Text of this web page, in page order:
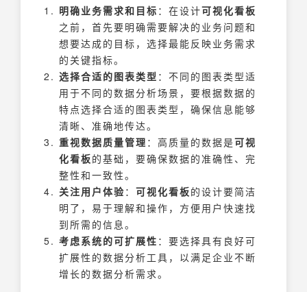
明确业务需求和目标 ：在设计可视化看板
之前，首先要明确需要解决的业务问题和
想要达成的目标，选择最能反映业务需求
的关键指标。
选择合适的图表类型 ：不同的图表类型适
用于不同的数据分析场景，要根据数据的
特点选择合适的图表类型，确保信息能够
清晰、准确地传达。
重视数据质量管理 ：高质量的数据是可视
化看板的基础，要确保数据的准确性、完
整性和一致性。
关注用户体验： 可视化看板的设计要简洁
明了，易于理解和操作，方便用户快速找
到所需的信息。
考虑系统的可扩展性 ：要选择具有良好可
扩展性的数据分析工具，以满足企业不断
增长的数据分析需求。